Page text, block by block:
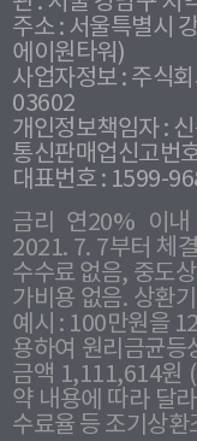
주소 : 서울특별시
에이원타워)
사업자정보 : 주식
03602
개인정보책임자 :
통신판매업신고번
대표번호 : 1599-
금리 연20% 이
2021. 7. 7부터 체
수수료 없음, 중도
가비용 없음. 상환
예시 : 100만원을
용하여 원리금균등
금액 1,111,614원
약 내용에 따라 달
수료율 등 조기상환